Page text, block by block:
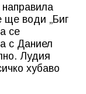
ще води „Биг
се
с Даниел
Лудия
хубаво